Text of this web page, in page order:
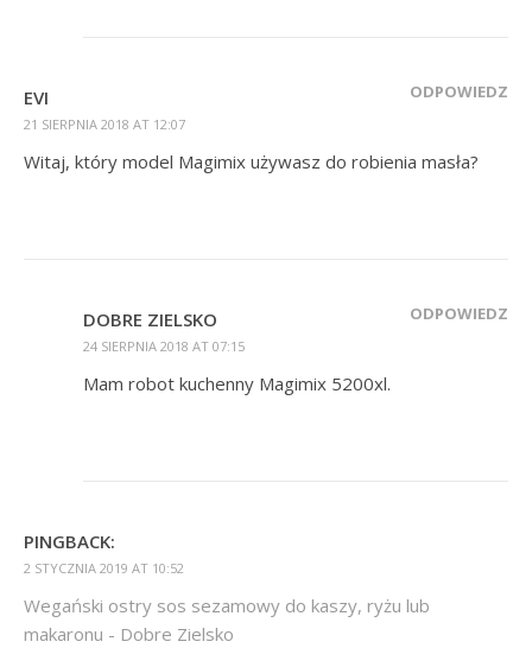
EVI
21 SIERPNIA 2018 AT 12:07
ODPOWIEDZ
Witaj, który model Magimix używasz do robienia masła?
DOBRE ZIELSKO
24 SIERPNIA 2018 AT 07:15
ODPOWIEDZ
Mam robot kuchenny Magimix 5200xl.
PINGBACK:
2 STYCZNIA 2019 AT 10:52
Wegański ostry sos sezamowy do kaszy, ryżu lub
makaronu - Dobre Zielsko